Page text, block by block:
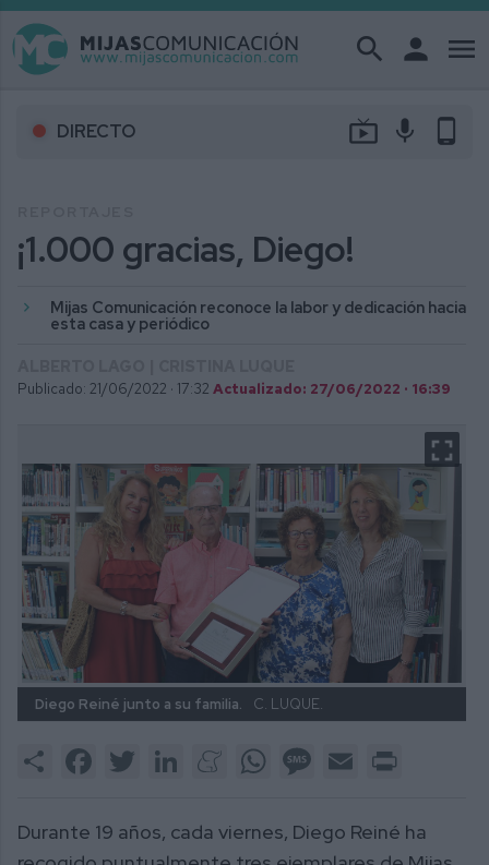
search person menu
DIRECTO live_tv mic phone_android
¡1.000 gracias, Diego!
Mijas Comunicación reconoce la labor y dedicación hacia
esta casa y periódico
Publicado: 21/06/2022 · 17:32 Actualizado: 27/06/2022 · 16:39
Diego Reiné junto a su familia. C. LUQUE.
Share FacebookTwitter LinkedInMeneameWhatsAppMessage
Email
Durante 19 años, cada viernes, Diego Reiné ha